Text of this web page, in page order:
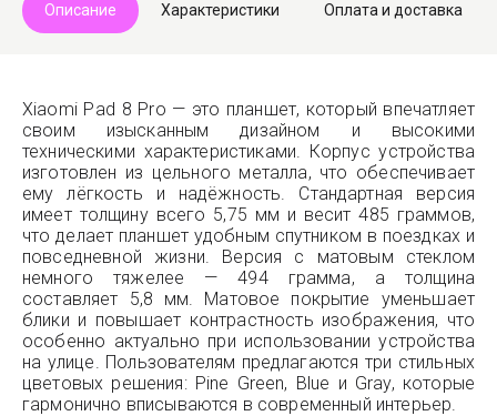
Описание Характеристики Оплата и доставка
Xiaomi Pad 8 Pro — это планшет, который впечатляет
своим изысканным дизайном и высокими
техническими характеристиками. Корпус устройства
изготовлен из цельного металла, что обеспечивает
ему лёгкость и надёжность. Стандартная версия
имеет толщину всего 5,75 мм и весит 485 граммов,
что делает планшет удобным спутником в поездках и
повседневной жизни. Версия с матовым стеклом
немного тяжелее — 494 грамма, а толщина
составляет 5,8 мм. Матовое покрытие уменьшает
блики и повышает контрастность изображения, что
особенно актуально при использовании устройства
на улице. Пользователям предлагаются три стильных
цветовых решения: Pine Green, Blue и Gray, которые
гармонично вписываются в современный интерьер.